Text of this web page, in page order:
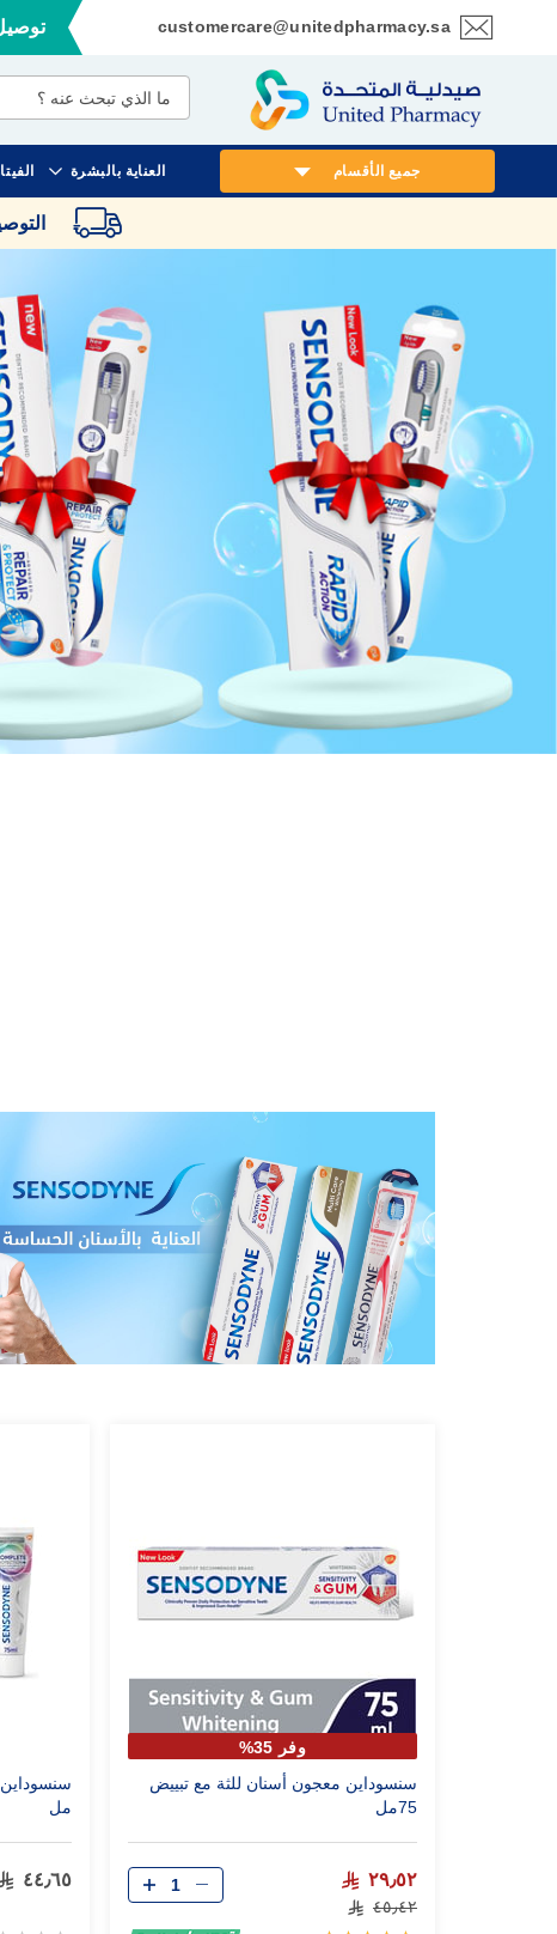
customercare@unitedpharmacy.sa
تخطي
المحتوى
توصيل
العناية بالبشرة جميع الأقسام
وفر 35%
سنسوداين معجون أسنان للثة مع تبييض
75مل
٢٩٫٥٢
٤٥٫٤٢
مل
٤٤٫٦٥